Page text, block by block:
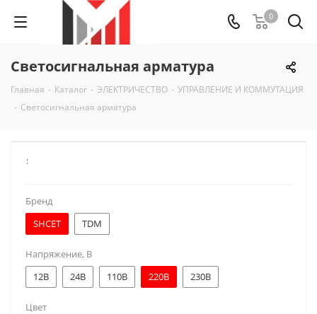
0
Светосигнальная арматура
Главная - Каталог - ЭЛЕКТРИЧЕСТВО - УПРАВЛЕНИЕ И КОММУТАЦИЯ
- Светосигнальная арматура
:
Бренд
SHCET
TDM
Напряжение, В
12В
24В 110В 220В 230В
Цвет